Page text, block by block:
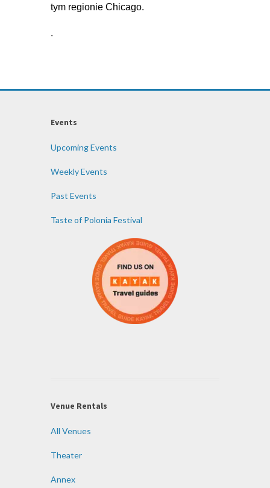
tym regionie Chicago.
.
Events
Upcoming Events
Weekly Events
Past Events
Taste of Polonia Festival
Venue Rentals
All Venues
Theater
Annex